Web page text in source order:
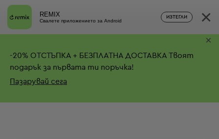
REMIX
Свалете приложението за Android
ИЗТЕГЛИ ×
-20% ОТСТЪПКА + БЕЗПЛАТНА ДОСТАВКА Твоят
подарък за първата ти поръчка!
Пазарувай сега
×